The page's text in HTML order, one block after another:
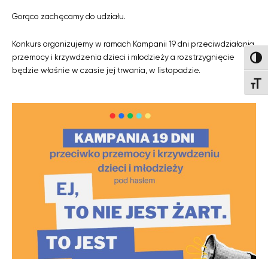
Gorąco zachęcamy do udziału.
Konkurs organizujemy w ramach Kampanii 19 dni przeciwdziałania
przemocy i krzywdzenia dzieci i młodzieży a rozstrzygnięcie
będzie właśnie w czasie jej trwania, w listopadzie.